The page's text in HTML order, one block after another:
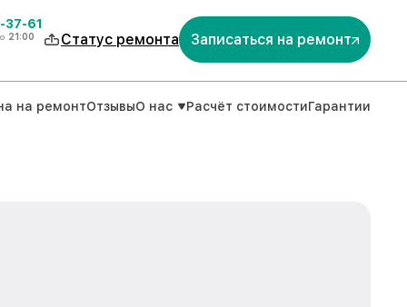
37-61
21:00 Статус ремонта Записаться на ремонт
на ремонтОтзывыО нас Расчёт стоимостиГарантии